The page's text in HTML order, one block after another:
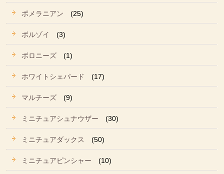
ポメラニアン (25)
ボルゾイ (3)
ボロニーズ (1)
ホワイトシェパード (17)
マルチーズ (9)
ミニチュアシュナウザー (30)
ミニチュアダックス (50)
ミニチュアピンシャー (10)